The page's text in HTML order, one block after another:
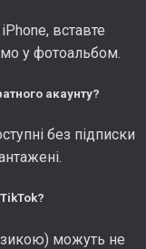
вставте
у фотоальбом.
акаунту?
без підписки
можуть не